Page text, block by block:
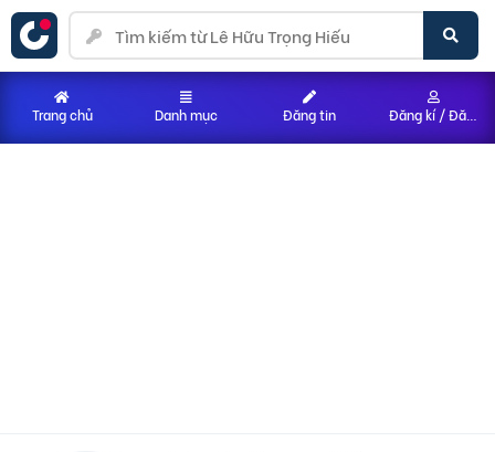
Trang chủ Danh mục Đăng tin